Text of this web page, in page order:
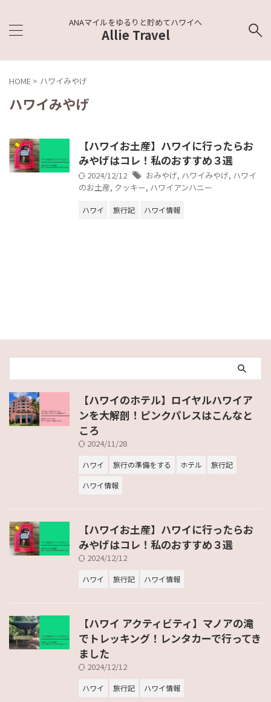
ANAマイルをゆるりと貯めてハワイへ
Allie Travel
HOME > ハワイみやげ
ハワイみやげ
【ハワイお土産】ハワイに行ったらお
みやげはコレ！私のおすすめ３選
2024/12/12 おみやげ, ハワイみやげ, ハワイ
のお土産, クッキー, ハワイアンハニー
ハワイ 旅行記 ハワイ情報
【ハワイのホテル】ロイヤルハワイア
ンを大解剖！ピンクパレスはこんなと
ころ
2024/11/28
ハワイ 旅行の準備をする ホテル
旅行記
ハワイ情報
【ハワイお土産】ハワイに行ったらお
みやげはコレ！私のおすすめ３選
2024/12/12
ハワイ 旅行記 ハワイ情報
【ハワイ アクティビティ】マノアの滝
でトレッキング！レンタカーで行ってき
ました
2024/12/12
ハワイ 旅行記 ハワイ情報